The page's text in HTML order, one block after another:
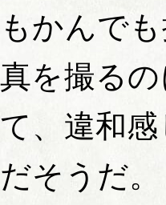
もかんで
真を撮る
て、違和
だそうだ。